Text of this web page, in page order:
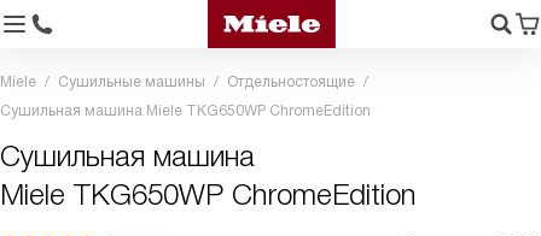
Miele Сушильные машины
Отдельностоящие
Сушильная машина Miele TKG650WP ChromeEdition
Сушильная машина
Miele TKG650WP ChromeEdition